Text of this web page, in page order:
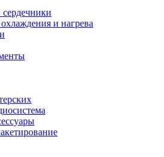
и нагрева